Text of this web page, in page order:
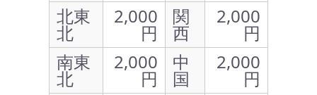
北東
北
2,000
円
関
西
2,000
円
南東
北
2,000
円
中
国
2,000
円